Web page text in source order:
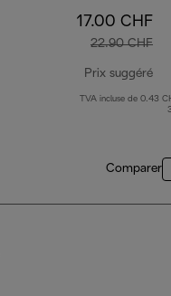
17.00 CHF
22.90 CHF
Prix suggéré
TVA incluse de 0.43
Comparer